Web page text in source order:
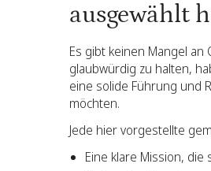
ausgewählt
Es gibt keinen Mangel
glaubwürdig zu halten,
eine solide Führung und
möchten.
Jede hier vorgestellte
Eine klare Mission,